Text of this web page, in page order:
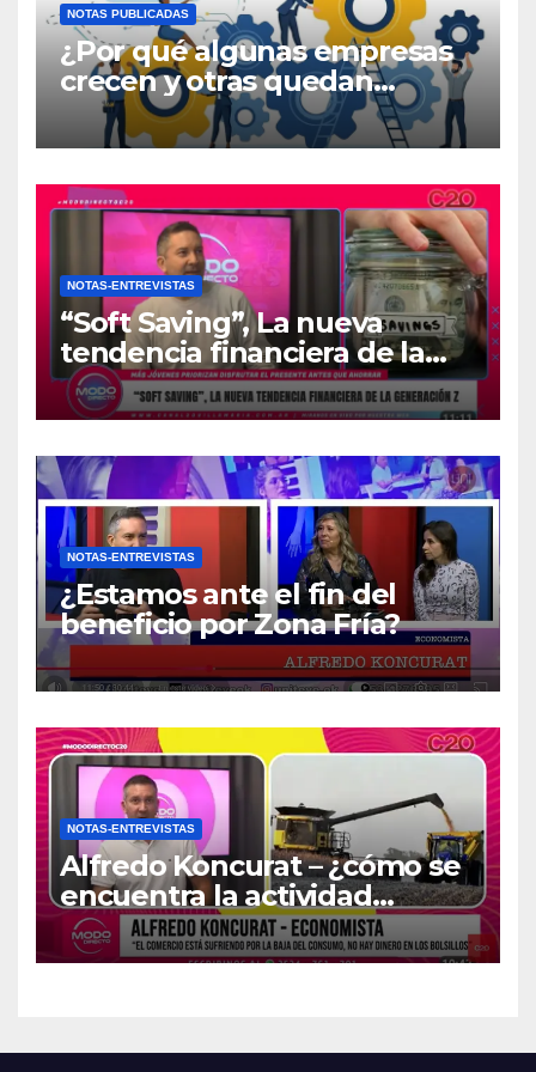
NOTAS PUBLICADAS
¿Por qué algunas empresas
crecen y otras quedan
atrapadas en el día a día?
NOTAS-ENTREVISTAS
“Soft Saving”, La nueva
tendencia financiera de la
generación Z
NOTAS-ENTREVISTAS
¿Estamos ante el fin del
beneficio por Zona Fría?
NOTAS-ENTREVISTAS
Alfredo Koncurat – ¿cómo se
encuentra la actividad
económica del país?